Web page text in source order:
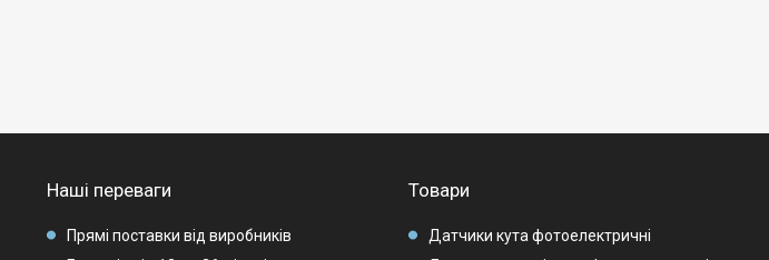
Наші переваги
Прямі поставки від виробників
Товари
Датчики кута фотоелектричні